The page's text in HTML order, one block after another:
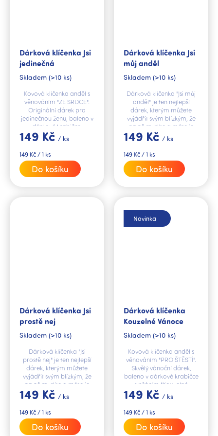
Dárková klíčenka Jsi
jedinečná
Skladem (>10 ks)
149 Kč / ks
Měrná
cena:
149 Kč / 1 ks
Do košíku
Kovová klíčenka anděl s
věnováním "ZE SRDCE".
Originální dárek pro
jedinečnou ženu, baleno v
dárkové krabičce.
Dárková klíčenka Jsi
můj anděl
Skladem (>10 ks)
149 Kč / ks
Měrná
cena:
149 Kč / 1 ks
Do košíku
Dárková klíčenka "Jsi můj
anděl" je ten nejlepší
dárek, kterým můžete
vyjádřit svým blízkým, že
na ně myslíte a máte je
rádi.
Dárková klíčenka Jsi
prostě nej
Skladem (>10 ks)
149 Kč / ks
Měrná
cena:
149 Kč / 1 ks
Do košíku
Dárková klíčenka "Jsi
prostě nej" je ten nejlepší
dárek, kterým můžete
vyjádřit svým blízkým, že
na ně myslíte a máte je
rádi.
Novinka
Dárková klíčenka
Kouzelné Vánoce
Skladem (>10 ks)
149 Kč / ks
Měrná
cena:
149 Kč / 1 ks
Do košíku
Kovová klíčenka anděl s
věnováním "PRO ŠTĚSTÍ".
Skvělý vánoční dárek,
baleno v dárkové krabičce
s přáním "Kouzelné
Vánoce".